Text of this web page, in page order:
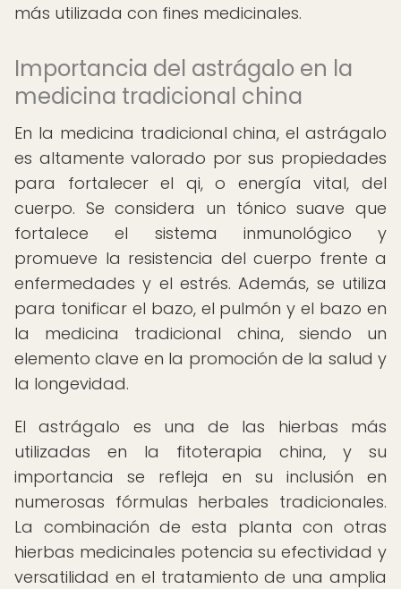
más utilizada con fines medicinales.
Importancia del astrágalo en la
medicina tradicional china
En la medicina tradicional china, el astrágalo
es altamente valorado por sus propiedades
para fortalecer el qi, o energía vital, del
cuerpo. Se considera un tónico suave que
fortalece el sistema inmunológico y
promueve la resistencia del cuerpo frente a
enfermedades y el estrés. Además, se utiliza
para tonificar el bazo, el pulmón y el bazo en
la medicina tradicional china, siendo un
elemento clave en la promoción de la salud y
la longevidad.
El astrágalo es una de las hierbas más
utilizadas en la fitoterapia china, y su
importancia se refleja en su inclusión en
numerosas fórmulas herbales tradicionales.
La combinación de esta planta con otras
hierbas medicinales potencia su efectividad y
versatilidad en el tratamiento de una amplia